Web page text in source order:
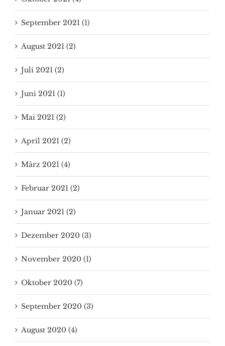
September 2021 (1)
August 2021 (2)
Juli 2021 (2)
Juni 2021 (1)
Mai 2021 (2)
April 2021 (2)
März 2021 (4)
Februar 2021 (2)
Januar 2021 (2)
Dezember 2020 (3)
November 2020 (1)
Oktober 2020 (7)
September 2020 (3)
August 2020 (4)